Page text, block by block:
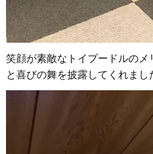
笑顔が素敵なトイプードルのメ
と喜びの舞を披露してくれまし